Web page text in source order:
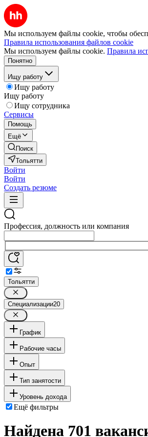
Мы используем файлы cookie, чтобы
Правила использования файлов cookie
Мы используем файлы cookie. Правила
Понятно
Ищу работу
Ищу работу
Ищу работу
Ищу сотрудника
Сервисы
Помощь
Ещё
Поиск
Тольятти
Войти
Войти
Создать резюме
Профессия, должность или компания
Тольятти
Специализации20
График
Рабочие часы
Опыт
Тип занятости
Уровень дохода
Ещё фильтры
Найдена 701